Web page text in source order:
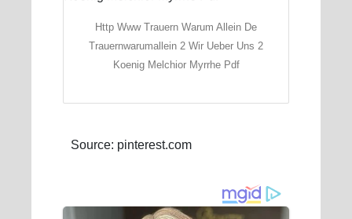
Http Www Trauern Warum Allein De
Trauernwarumallein 2 Wir Ueber Uns 2
Koenig Melchior Myrrhe Pdf
Source: pinterest.com